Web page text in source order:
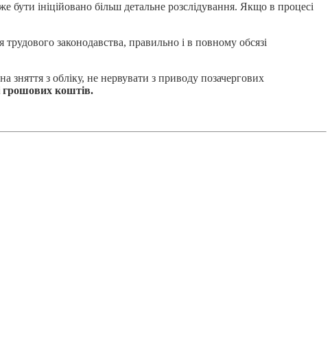
бути ініційовано більш детальне розслідування. Якщо в процесі
законодавства, правильно і в повному обсязі
з обліку, не нервувати з приводу позачергових
грошових коштів.